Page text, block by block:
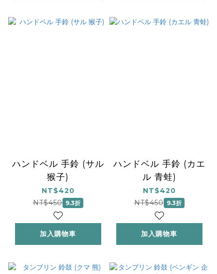
ハンドベル 手鈴 (サル
猴子)
NT$420
NT$450 9.3折
加入購物車
ハンドベル 手鈴 (カエ
ル 青蛙)
NT$420
NT$450 9.3折
加入購物車